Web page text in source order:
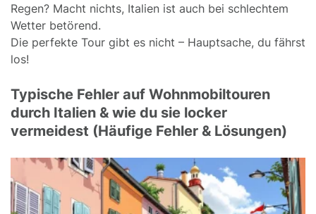
Regen? Macht nichts, Italien ist auch bei schlechtem
Wetter betörend.
Die perfekte Tour gibt es nicht – Hauptsache, du fährst
los!
Typische Fehler auf Wohnmobiltouren
durch Italien & wie du sie locker
vermeidest (Häufige Fehler & Lösungen)